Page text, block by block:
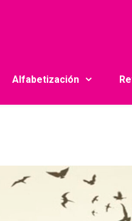
Alfabetización